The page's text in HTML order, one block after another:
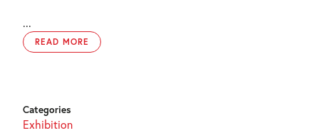
...
READ MORE
Categories
Exhibition